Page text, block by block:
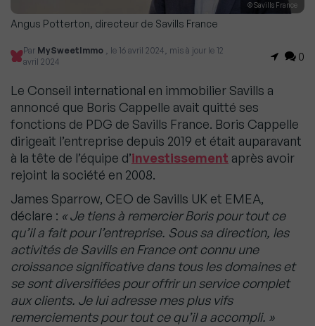
© Savills France
Angus Potterton, directeur de Savills France
Par MySweetImmo , le 16 avril 2024, mis à jour le 12
avril 2024
0
Le Conseil international en immobilier Savills a
annoncé que Boris Cappelle avait quitté ses
fonctions de PDG de Savills France. Boris Cappelle
dirigeait l’entreprise depuis 2019 et était auparavant
à la tête de l’équipe d’investissement après avoir
rejoint la société en 2008.
James Sparrow, CEO de Savills UK et EMEA,
déclare : « Je tiens à remercier Boris pour tout ce
qu’il a fait pour l’entreprise. Sous sa direction, les
activités de Savills en France ont connu une
croissance significative dans tous les domaines et
se sont diversifiées pour offrir un service complet
aux clients. Je lui adresse mes plus vifs
remerciements pour tout ce qu’il a accompli. »